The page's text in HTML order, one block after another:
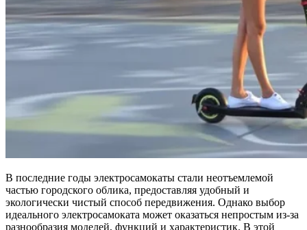
В последние годы электросамокаты стали неотъемлемой
частью городского облика, предоставляя удобный и
экологически чистый способ передвижения. Однако выбор
идеального электросамоката может оказаться непростым из-за
разнообразия моделей, функций и характеристик. В этой